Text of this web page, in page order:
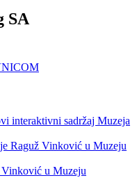
SA
interaktivni sadržaj Muzeja
Raguž Vinković u Muzeju
Vinković u Muzeju